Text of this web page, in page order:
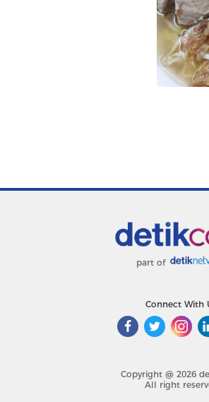
part of
Connect With
Copyright @ 2026
All right